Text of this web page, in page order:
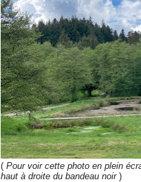
( Pour voir cette photo en plein
haut à droite du bandeau noir)